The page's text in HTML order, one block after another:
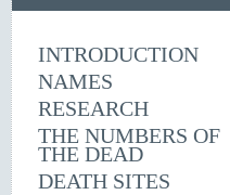
INTRODUCTION
NAMES
RESEARCH
THE NUMBERS OF
THE DEAD
DEATH SITES